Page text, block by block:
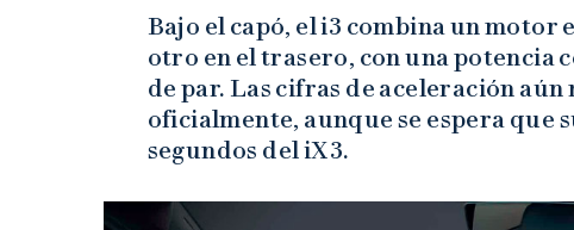
Bajo el capó, el i3 combina un
otro en el trasero, con una potencia
de par. Las cifras de aceleración
oficialmente, aunque se espera que
segundos del iX3.